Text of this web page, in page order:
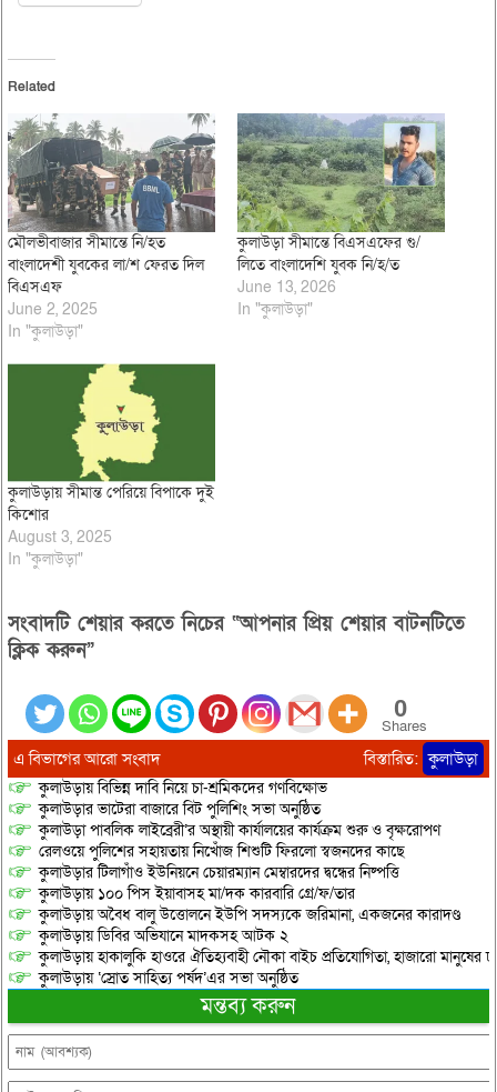
Related
মৌলভীবাজার সীমান্তে নি/হত
বাংলাদেশী যুবকের লা/শ ফেরত দিল
বিএসএফ
June 2, 2025
In "কুলাউড়া"
কুলাউড়া সীমান্তে বিএসএফের গু/
লিতে বাংলাদেশি যুবক নি/হ/ত
June 13, 2026
In "কুলাউড়া"
কুলাউড়ায় সীমান্ত পেরিয়ে বিপাকে দুই
কিশোর
August 3, 2025
In "কুলাউড়া"
সংবাদটি শেয়ার করতে নিচের “আপনার প্রিয় শেয়ার বাটনটিতে
ক্লিক করুন”
0
Shares
এ বিভাগের আরো সংবাদ বিস্তারিত: কুলাউড়া
কুলাউড়ায় বিভিন্ন দাবি নিয়ে চা-শ্রমিকদের গণবিক্ষোভ
কুলাউড়ার ভাটেরা বাজারে বিট পুলিশিং সভা অনুষ্ঠিত
কুলাউড়া পাবলিক লাইব্রেরী’র অস্থায়ী কার্যালয়ের কার্যক্রম শুরু ও বৃক্ষরোপণ
রেলওয়ে পুলিশের সহায়তায় নিখোঁজ শিশুটি ফিরলো স্বজনদের কাছে
কুলাউড়ার টিলাগাঁও ইউনিয়নে চেয়ারম্যান মেম্বারদের দ্বন্ধের নিষ্পত্তি
কুলাউড়ায় ১০০ পিস ইয়াবাসহ মা/দক কারবারি গ্রে/ফ/তার
কুলাউড়ায় অবৈধ বালু উত্তোলনে ইউপি সদস্যকে জরিমানা, একজনের কারাদণ্ড
কুলাউড়ায় ডিবির অভিযানে মাদকসহ আটক ২
কুলাউড়ায় হাকালুকি হাওরে ঐতিহ্যবাহী নৌকা বাইচ প্রতিযোগিতা, হাজারো মানুষের
কুলাউড়ায় ‘স্রোত সাহিত্য পর্ষদ’এর সভা অনুষ্ঠিত
মন্তব্য করুন